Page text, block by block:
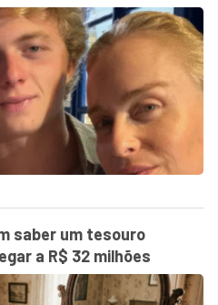
saber um tesouro
a R$ 32 milhões